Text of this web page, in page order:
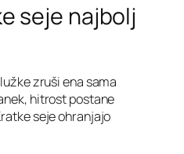
seje najbolj
zruši ena sama
hitrost postane
seje ohranjajo